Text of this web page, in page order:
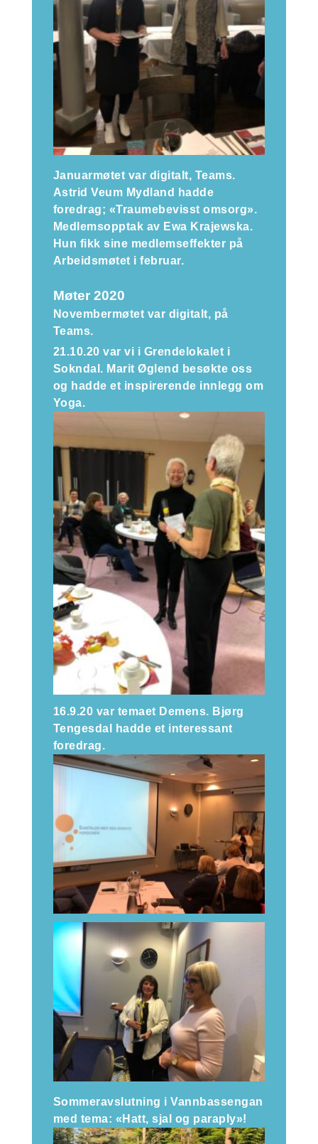
Januarmøtet var digitalt, Teams.
Astrid Veum Mydland hadde
foredrag; «Traumebevisst omsorg».
Medlemsopptak av Ewa Krajewska.
Hun fikk sine medlemseffekter på
Arbeidsmøtet i februar.
Møter 2020
Novembermøtet var digitalt, på
Teams.
21.10.20 var vi i Grendelokalet i
Sokndal. Marit Øglend besøkte oss
og hadde et inspirerende innlegg om
Yoga.
16.9.20 var temaet Demens. Bjørg
Tengesdal hadde et interessant
foredrag.
Sommeravslutning i Vannbassengan
med tema: «Hatt, sjal og paraply»!